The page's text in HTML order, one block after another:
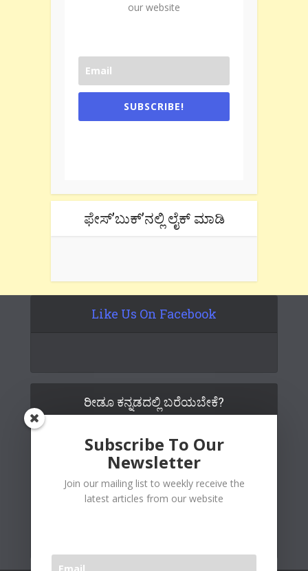
our website
SUBSCRIBE!
ಫೇಸ್’ಬುಕ್’ನಲ್ಲಿ ಲೈಕ್ ಮಾಡಿ
Like Us On Facebook
ರೀಡೂ ಕನ್ನಡದಲ್ಲಿ ಬರೆಯಬೇಕೆ?
Subscribe To Our
Newsletter
Join our mailing list to weekly receive the
latest articles from our website